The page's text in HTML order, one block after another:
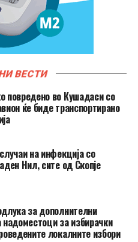
ВЕСТИ
повредено во Кушадаси со
ќе биде транспортирано
на инфекција со
Нил, сите од Скопје
за дополнителни
надоместоци за избирачки
локалните избори